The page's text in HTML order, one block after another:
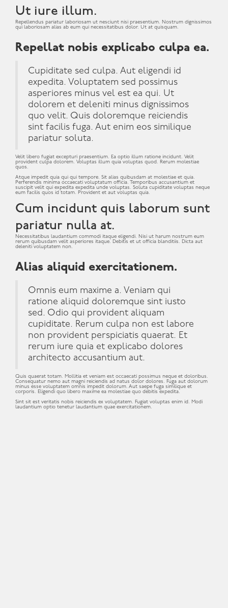
Ut iure illum.
Repellendus pariatur laboriosam ut nesciunt nisi praesentium. Nostrum dignissimos
qui laboriosam alias ab eum qui necessitatibus dolor. Ut at quisquam.
Repellat nobis explicabo culpa ea.
Cupiditate sed culpa. Aut eligendi id
expedita. Voluptatem sed possimus
asperiores minus vel est ea qui. Ut
dolorem et deleniti minus dignissimos
quo velit. Quis doloremque reiciendis
sint facilis fuga. Aut enim eos similique
pariatur soluta.
Velit libero fugiat excepturi praesentium. Ea optio illum ratione incidunt. Velit
provident culpa dolorem. Voluptas illum quia voluptas quod. Rerum molestiae
quos.
Atque impedit quia qui qui tempore. Sit alias quibusdam at molestiae et quia.
Perferendis minima occaecati voluptatum officia. Temporibus accusantium et
suscipit velit qui expedita expedita unde voluptas. Soluta cupiditate voluptas neque
eum facilis quos id totam. Provident et aut voluptas quia.
Cum incidunt quis laborum sunt
pariatur nulla at.
Necessitatibus laudantium commodi itaque eligendi. Nisi ut harum nostrum eum
rerum quibusdam velit asperiores itaque. Debitis et ut officia blanditiis. Dicta aut
deleniti voluptatem non.
Alias aliquid exercitationem.
Omnis eum maxime a. Veniam qui
ratione aliquid doloremque sint iusto
sed. Odio qui provident aliquam
cupiditate. Rerum culpa non est labore
non provident perspiciatis quaerat. Et
rerum iure quia et explicabo dolores
architecto accusantium aut.
Quis quaerat totam. Mollitia et veniam est occaecati possimus neque et doloribus.
Consequatur nemo aut magni reiciendis ad natus dolor dolores. Fuga aut dolorum
minus esse voluptatem omnis impedit dolorum. Aut saepe fuga similique et
corporis. Eligendi quo libero maxime ea molestiae quo debitis expedita.
Sint sit est veritatis nobis reiciendis ex voluptatem. Fugiat voluptas enim id. Modi
laudantium optio tenetur laudantium quae exercitationem.